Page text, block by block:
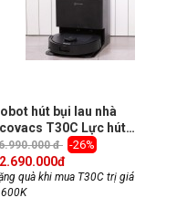
hút bụi lau nhà
T30C Lực hút
Hoạt động tốt trên
bề mặt
đ -26%
đ
quà khi mua T30C trị giá